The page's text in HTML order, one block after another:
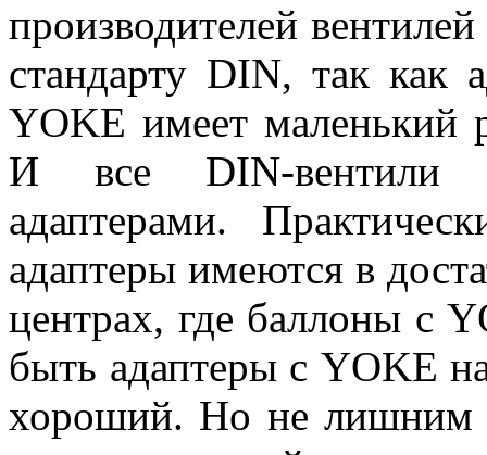
производителей
стандарту DIN, так как
YOKE имеет маленький
И все DIN-вентили
адаптерами.
адаптеры имеются в
центрах, где баллоны с
быть адаптеры с YOKE
хороший. Но не лишним